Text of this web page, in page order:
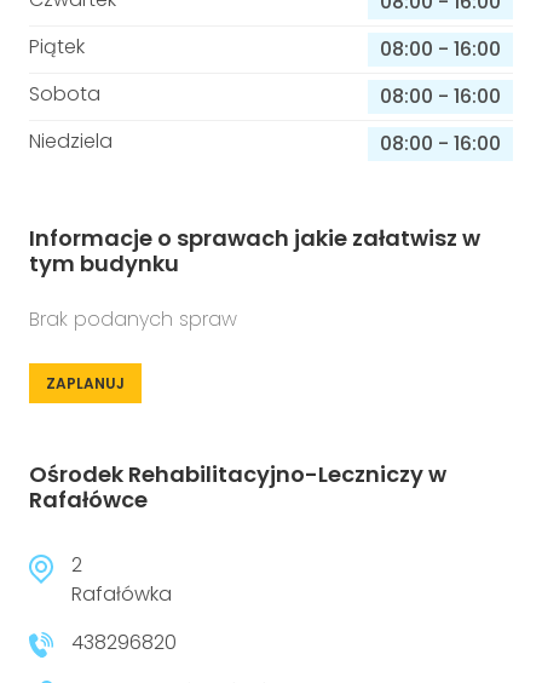
Piątek
08:00 - 16:00
Sobota
08:00 - 16:00
Niedziela
08:00 - 16:00
Informacje o sprawach jakie załatwisz w
tym budynku
Brak podanych spraw
ZAPLANUJ
Ośrodek Rehabilitacyjno-Leczniczy w
Rafałówce
2
Rafałówka
438296820